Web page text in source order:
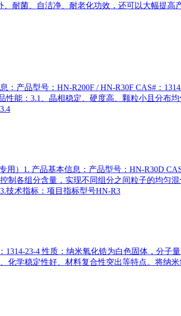
、耐菌、自洁净、耐老化功效，还可以大幅提
：产品型号：HN-R200F / HN-R30F CAS#：
性能：3.1、晶相稳定、硬度高、颗粒小且分布
用）1. 产品基本信息：产品型号：HN-R30D
制各组分含量，实现不同组分之间粒子的均匀
技术指标：项目指标型号HN-R3
1314-23-4 性质：纳米氧化锆为白色固体，分
化学稳定性好、材料复合性突出等特点。将纳